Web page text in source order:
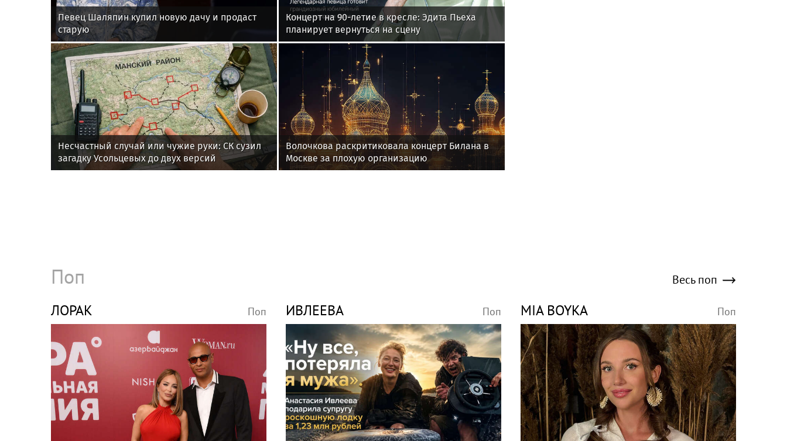
Певец Шаляпин купил новую дачу и продаст
старую
Концерт на 90-летие в кресле: Эдита Пьеха
планирует вернуться на сцену
Несчастный случай или чужие руки: СК сузил
загадку Усольцевых до двух версий
Волочкова раскритиковала концерт Билана в
Москве за плохую организацию
Поп Весь поп
ЛОРАК Поп ИВЛЕЕВА Поп MIA BOYKA Поп